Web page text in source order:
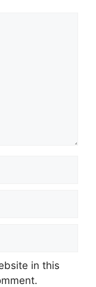
in this